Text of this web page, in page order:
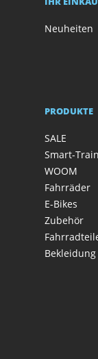
Neuheiten
PRODUKTE
SALE
Smart-
WOOM
Fahrräder
E-Bikes
Zubehör
Bekleidung